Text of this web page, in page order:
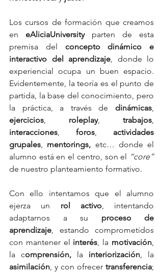
Los cursos de formación que creamos
en eAliciaUniversity parten de esta
premisa del concepto dinámico e
interactivo del aprendizaje, donde lo
experiencial ocupa un buen espacio.
Evidentemente, la teoría es el punto de
partida, la base del conocimiento, pero
la práctica, a través de dinámicas
ejercicios, roleplay, trabajos
interacciones, foros, actividades
grupales, mentorings, etc… donde el
alumno está en el centro, son el “core”
de nuestro planteamiento formativo.
Con ello intentamos que el alumno
ejerza un rol activo, intentando
adaptarnos a su proceso de
aprendizaje, estando comprometidos
con mantener el interés, la motivación,
la comprensión, la interiorización
asimilación, y con ofrecer transferencia;